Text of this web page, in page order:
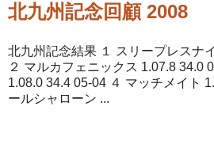
北九州記念回顧 2008
北九州記念結果 １ スリープレスナ
２ マルカフェニックス 1.07.8 34.0
1.08.0 34.4 05-04 ４ マッチメイト
ールシャローン ...